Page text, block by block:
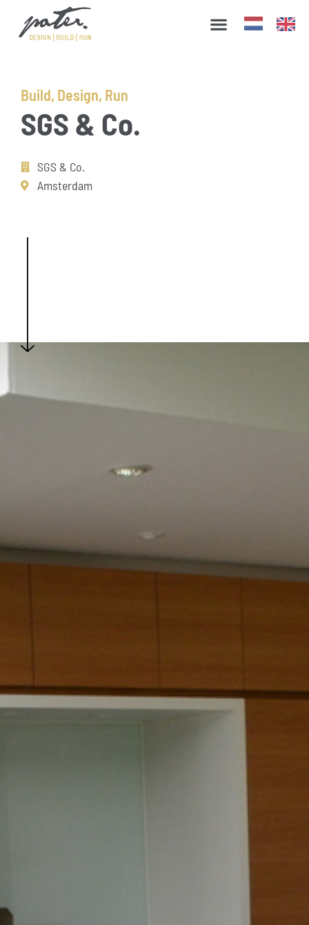
Build, Design, Run
SGS & Co.
SGS & Co.
Amsterdam